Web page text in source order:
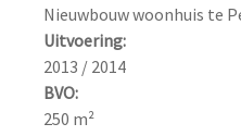
Uitvoering:
BVO: